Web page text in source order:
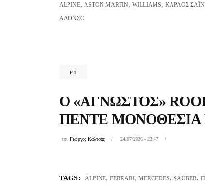
ALPINE, ASTON MARTIN, WILLIAMS, ΚΆΡΛΟΣ
ΑΛΌΝΣΟ
F1
Ο «ΆΓΝΩΣΤΟΣ»
ΠΈΝΤΕ ΜΟΝΟΘΈΣΙΑ
του Γιώργος Καλτσάς 24/07/2026 - 23:47
TAGS: ALPINE,FERRARI,MERCEDES,SAUBER,